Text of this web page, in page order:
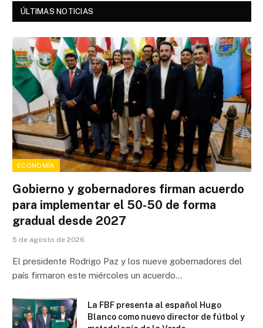
ÚLTIMAS NOTICIAS
ECONOMÍA
Gobierno y gobernadores firman acuerdo
para implementar el 50-50 de forma
gradual desde 2027
5 de agosto de 2026
El presidente Rodrigo Paz y los nueve gobernadores del
país firmaron este miércoles un acuerdo…
La FBF presenta al español Hugo
Blanco como nuevo director de fútbol y